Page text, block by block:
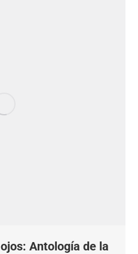
Antología de la